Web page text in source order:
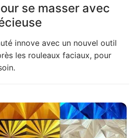
se masser avec
innove avec un nouvel outil
les rouleaux faciaux, pour